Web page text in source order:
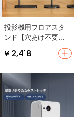
投影機用フロアスタ
ンド【穴あけ不要・
プ・床置き・ソファ
¥ 2,418